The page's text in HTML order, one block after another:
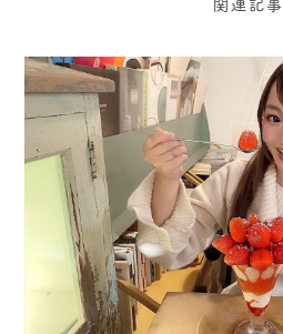
関連記事